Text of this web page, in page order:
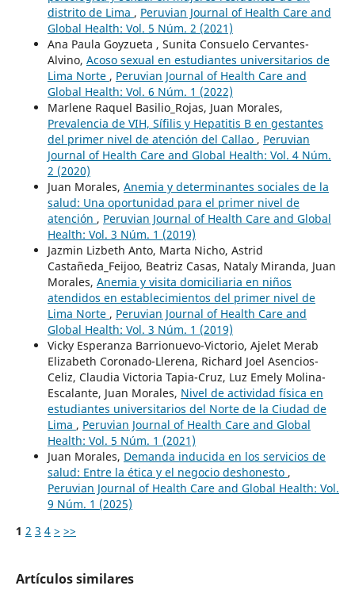
distrito de Lima , Peruvian Journal of Health Care and
Global Health: Vol. 5 Núm. 2 (2021)
Ana Paula Goyzueta , Sunita Consuelo Cervantes-
Alvino, Acoso sexual en estudiantes universitarios de
Lima Norte , Peruvian Journal of Health Care and
Global Health: Vol. 6 Núm. 1 (2022)
Marlene Raquel Basilio_Rojas, Juan Morales,
Prevalencia de VIH, Sífilis y Hepatitis B en gestantes
del primer nivel de atención del Callao , Peruvian
Journal of Health Care and Global Health: Vol. 4 Núm.
2 (2020)
Juan Morales, Anemia y determinantes sociales de la
salud: Una oportunidad para el primer nivel de
atención , Peruvian Journal of Health Care and Global
Health: Vol. 3 Núm. 1 (2019)
Jazmin Lizbeth Anto, Marta Nicho, Astrid
Castañeda_Feijoo, Beatriz Casas, Nataly Miranda, Juan
Morales, Anemia y visita domiciliaria en niños
atendidos en establecimientos del primer nivel de
Lima Norte , Peruvian Journal of Health Care and
Global Health: Vol. 3 Núm. 1 (2019)
Vicky Esperanza Barrionuevo-Victorio, Ajelet Merab
Elizabeth Coronado-Llerena, Richard Joel Asencios-
Celiz, Claudia Victoria Tapia-Cruz, Luz Emely Molina-
Escalante, Juan Morales, Nivel de actividad física en
estudiantes universitarios del Norte de la Ciudad de
Lima , Peruvian Journal of Health Care and Global
Health: Vol. 5 Núm. 1 (2021)
Juan Morales, Demanda inducida en los servicios de
salud: Entre la ética y el negocio deshonesto ,
Peruvian Journal of Health Care and Global Health: Vol.
9 Núm. 1 (2025)
1 2 3 4 > >>
Artículos similares